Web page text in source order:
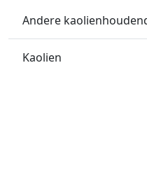
Andere
Kaolien